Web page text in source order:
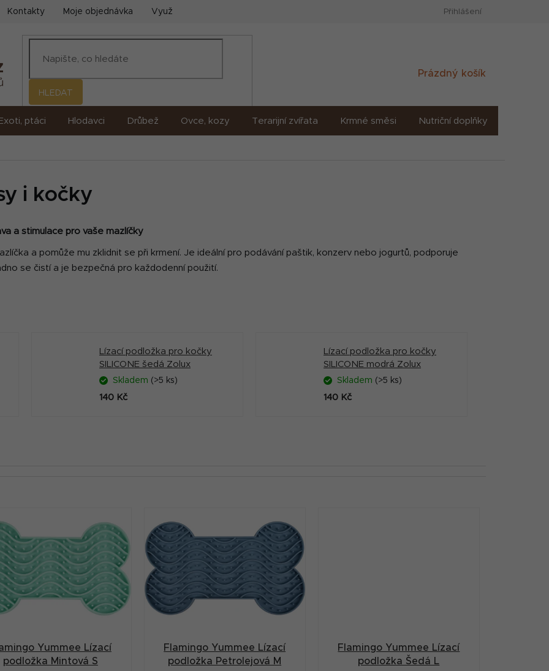
Kontakty Moje objednávka Využití umělé inteligence (AI) Přihlášení
HLEDAT
Nákupní
Prázdný košík
Exoti, ptáci Hlodavci Drůbež Ovce, kozy Terarijní zvířata Krmné směsi Nutriční doplňky
i kočky
a stimulace pro vaše mazlíčky
a pomůže mu zklidnit se při krmení. Je ideální pro podávání paštik, konzerv nebo jogurtů, podporuje
se čistí a je bezpečná pro každodenní použití.
Lízací podložka pro kočky
SILICONE šedá Zolux
Skladem (>5 ks)
140 Kč
Lízací podložka pro kočky
SILICONE modrá Zolux
Skladem (>5 ks)
140 Kč
Yummee Lízací
podložka Mintová S
Flamingo Yummee Lízací
podložka Petrolejová M
Flamingo Yummee Lízací
podložka Šedá L